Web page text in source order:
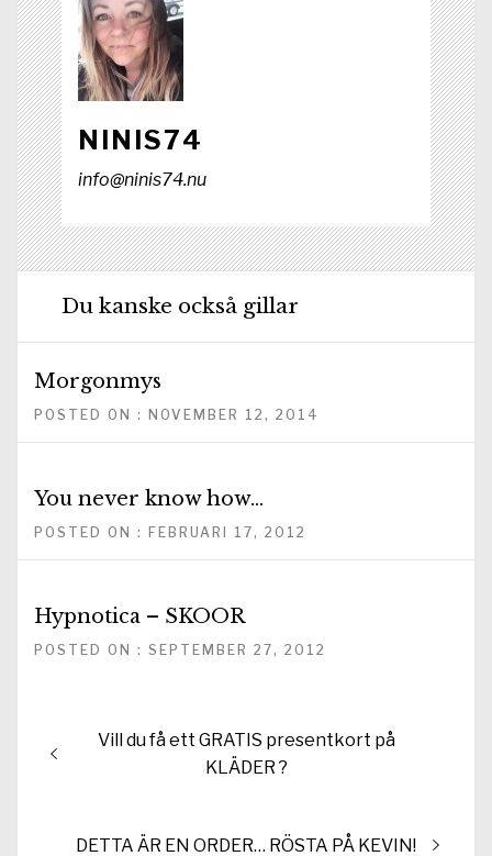
NINIS74
info@ninis74.nu
Du kanske också gillar
Morgonmys
POSTED ON : NOVEMBER 12, 2014
You never know how…
POSTED ON : FEBRUARI 17, 2012
Hypnotica – SKOOR
POSTED ON : SEPTEMBER 27, 2012
Inläggsnavigering
Föregående
Vill du få ett GRATIS presentkort på
KLÄDER ?
Nästa
DETTA ÄR EN ORDER… RÖSTA PÅ KEVIN!